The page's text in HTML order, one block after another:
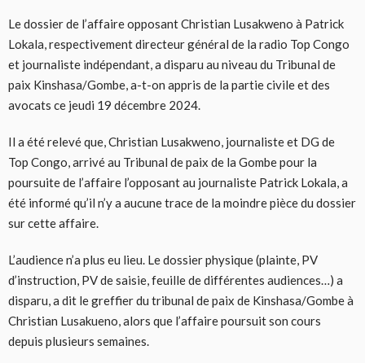
Le dossier de l’affaire opposant Christian Lusakweno à Patrick
Lokala, respectivement directeur général de la radio Top Congo
et journaliste indépendant, a disparu au niveau du Tribunal de
paix Kinshasa/Gombe, a-t-on appris de la partie civile et des
avocats ce jeudi 19 décembre 2024.
Il a été relevé que, Christian Lusakweno, journaliste et DG de
Top Congo, arrivé au Tribunal de paix de la Gombe pour la
poursuite de l’affaire l’opposant au journaliste Patrick Lokala, a
été informé qu’il n’y a aucune trace de la moindre pièce du dossier
sur cette affaire.
L’audience n’a plus eu lieu. Le dossier physique (plainte, PV
d’instruction, PV de saisie, feuille de différentes audiences…) a
disparu, a dit le greffier du tribunal de paix de Kinshasa/Gombe à
Christian Lusakueno, alors que l’affaire poursuit son cours
depuis plusieurs semaines.